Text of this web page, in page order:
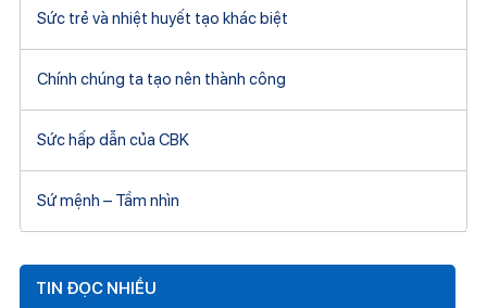
Sức trẻ và nhiệt huyết tạo khác biệt
Chính chúng ta tạo nên thành công
Sức hấp dẫn của CBK
Sứ mệnh – Tầm nhìn
TIN ĐỌC NHIỀU